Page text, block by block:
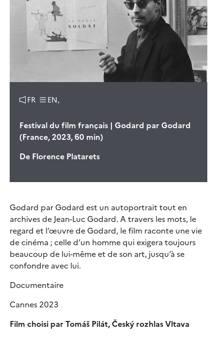
FR EN,
Festival du film français | Godard par Godard
(France, 2023, 60 min)
De Florence Platarets
Godard par Godard est un autoportrait tout en
archives de Jean-Luc Godard. A travers les mots, le
regard et l’œuvre de Godard, le film raconte une vie
de cinéma ; celle d’un homme qui exigera toujours
beaucoup de lui-même et de son art, jusqu’à se
confondre avec lui.
Documentaire
Cannes 2023
Film choisi par Tomáš Pilát, Český rozhlas Vltava